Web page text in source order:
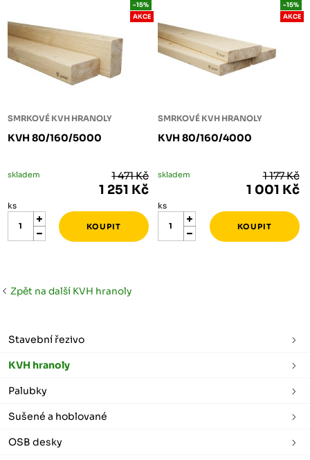
SMRKOVÉ KVH HRANOLY
KVH 80/160/5000
-15%
AKCE
skladem 1 471 Kč
1 251 Kč
ks
SMRKOVÉ KVH HRANOLY
KVH 80/160/4000
-15%
AKCE
skladem 1 177 Kč
1 001 Kč
ks
Zpět na další KVH hranoly
Stavební řezivo
KVH hranoly
Palubky
Sušené a hoblované
OSB desky